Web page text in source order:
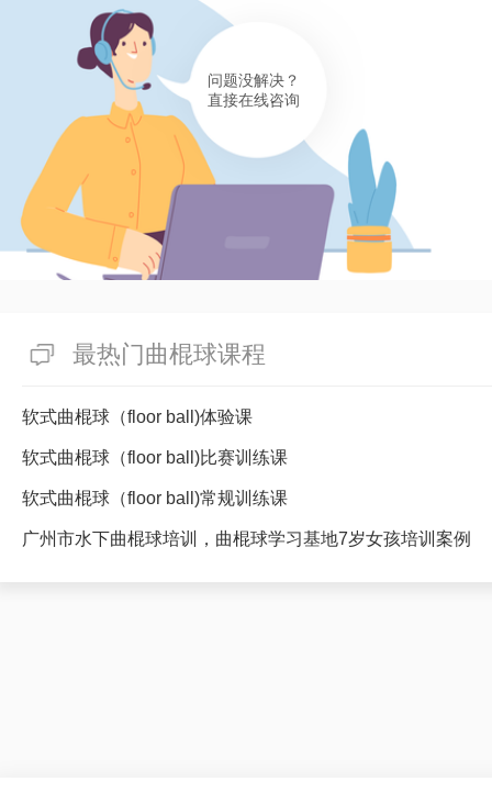
问题没解决？
直接在线咨询
最热门曲棍球课程
软式曲棍球（floor ball)体验课
软式曲棍球（floor ball)比赛训练课
软式曲棍球（floor ball)常规训练课
广州市水下曲棍球培训，曲棍球学习基地7岁女孩培训案例